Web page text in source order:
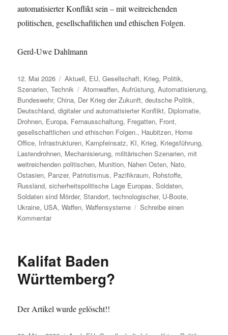
automatisierter Konflikt sein – mit weitreichenden
politischen, gesellschaftlichen und ethischen Folgen.
Gerd-Uwe Dahlmann
Veröffentlicht
am
12. Mai 2026 Kategorien
Aktuell, EU,Gesellschaft, Krieg, Politik,
Szenarien,Technik Schlagwörter
Atomwaffen,Aufrüstung,Automatisierung,
Bundeswehr,China, Der Krieg der Zukunft,deutsche Politik,
Deutschland,digitaler und automatisierter Konflikt, Diplomatie,
Drohnen, Europa, Fernausschaltung, Fregatten, Front,
gesellschaftlichen und ethischen Folgen., Haubitzen, Home
Office, Infrastrukturen, Kampfeinsatz, KI, Krieg, Kriegsführung,
Lastendrohnen, Mechanisierung, militärischen Szenarien, mit
weitreichenden politischen, Munition, Nahen Osten, Nato,
Ostasien, Panzer, Patriotismus, Pazifikraum, Rohstoffe,
Russland,sicherheitspolitische Lage Europas,Soldaten,
Soldaten sind Mörder,Standort,technologischer, U-Boote,
Ukraine, USA,Waffen,Waffensysteme
Schreibe einen
Kommentarzu
Krieges
Kalifat Baden
Württemberg?
Der Artikel wurde gelöscht!!